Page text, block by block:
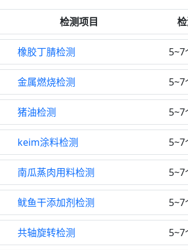
检测项目
橡胶丁腈检测 5~7
金属燃烧检测 5~7
猪油检测 5~7
keim涂料检测 5~7
南瓜蒸肉用料检测 5~7
鱿鱼干添加剂检测 5~7
共轴旋转检测 5~7